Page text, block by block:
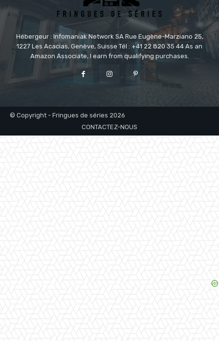
Hébergeur : Infomaniak Network SA Rue Eugène-Marziano 25,
1227 Les Acacias, Genève, Suisse Tél : +41 22 820 35 44 As an
Amazon Associate, I earn from qualifying purchases.
© Copyright - Fringues de séries 2026
CONTACTEZ-NOUS